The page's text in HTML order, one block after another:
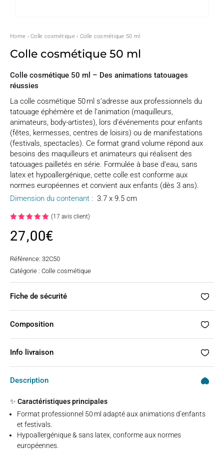
Home ›Colle cosmétique› Colle cosmétique 50 ml
Colle cosmétique 50 ml
Colle cosmétique 50 ml – Des animations tatouages
réussies
La colle cosmétique 50 ml s’adresse aux professionnels du
tatouage éphémère et de l’animation (maquilleurs,
animateurs, body-artistes), lors d’événements pour enfants
(fêtes, kermesses, centres de loisirs) ou de manifestations
(festivals, spectacles). Ce format grand volume répond aux
besoins des maquilleurs et animateurs qui réalisent des
tatouages pailletés en série. Formulée à base d’eau, sans
latex et hypoallergénique, cette colle est conforme aux
normes européennes et convient aux enfants (dès 3 ans).
Dimension du contenant : 3.7 x 9.5 cm
sur 5
basé
client
(17 avis client)
27,00€
Référence: 32C50
Catégorie : Colle cosmétique
Fiche de sécurité
Composition
Info livraison
Description
✨ Caractéristiques principales
Format professionnel 50 ml adapté aux animations d’enfants
et festivals.
Hypoallergénique & sans latex, conforme aux normes
européennes.